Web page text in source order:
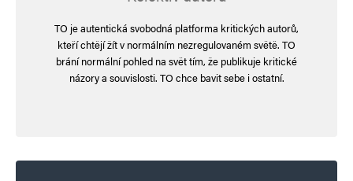
TO je autentická svobodná platforma kritických autorů,
kteří chtějí žít v normálním nezregulovaném světě. TO
brání normální pohled na svět tím, že publikuje kritické
názory a souvislosti. TO chce bavit sebe i ostatní.